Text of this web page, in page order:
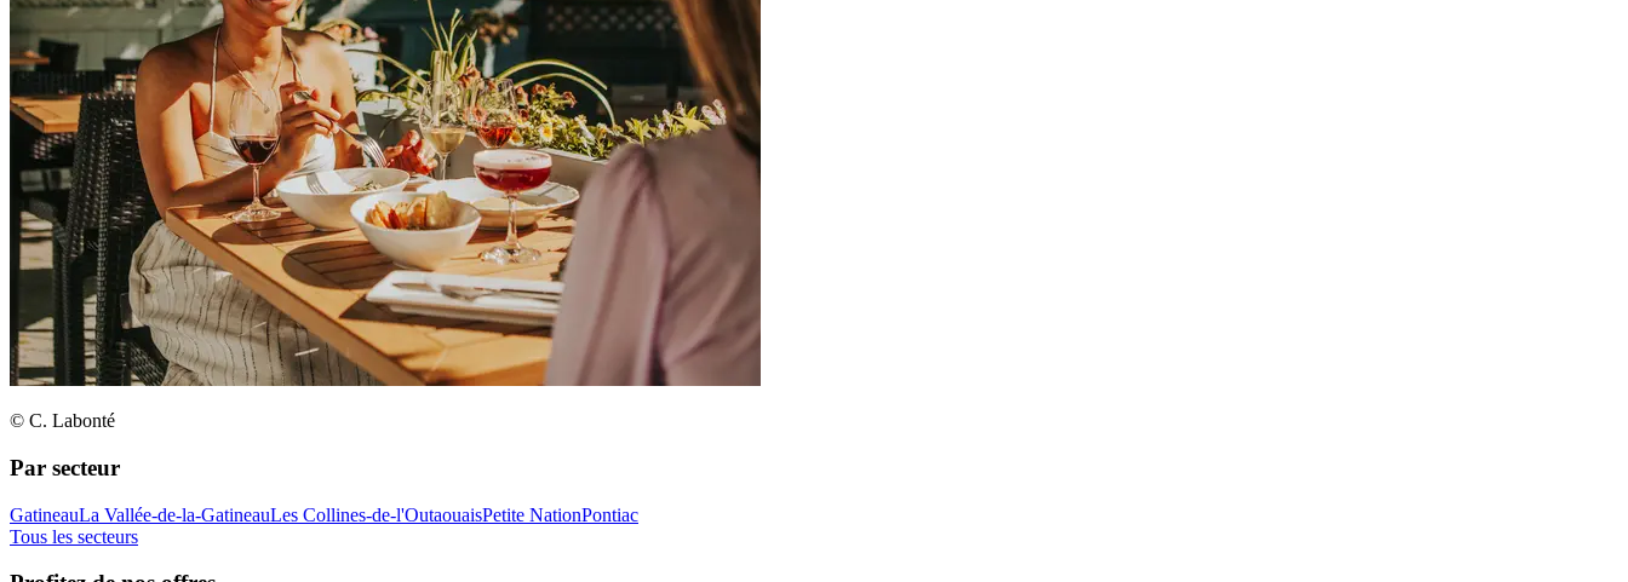
© C. Labonté
Par secteur
GatineauLa Vallée-de-la-GatineauLes Collines-de-l'OutaouaisPetite NationPontiac
Tous les secteurs